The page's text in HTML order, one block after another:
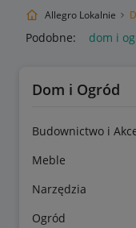
Allegro Lokalnie
Podobne: dom i
Dom i Ogród
Budownictwo i
Meble
Narzędzia
Ogród